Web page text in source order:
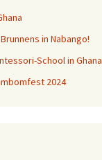
in Nabango!
School in Ghana
2024